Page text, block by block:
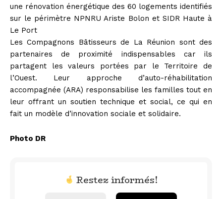
une rénovation énergétique des 60 logements identifiés
sur le périmètre NPNRU Ariste Bolon et SIDR Haute à
Le Port
Les Compagnons Bâtisseurs de La Réunion sont des
partenaires de proximité indispensables car ils
partagent les valeurs portées par le Territoire de
l’Ouest. Leur approche d’auto-réhabilitation
accompagnée (ARA) responsabilise les familles tout en
leur offrant un soutien technique et social, ce qui en
fait un modèle d’innovation sociale et solidaire.
Photo DR
Restez informés!